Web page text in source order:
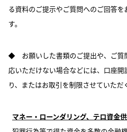
る資料のご提示やご質問へのご回答
す。
◆ お願いした書類のご提出や、ご質
応いただけない場合などには、口座
り、またはお取引を制限させていただ
マネー・ローンダリング、テロ資金